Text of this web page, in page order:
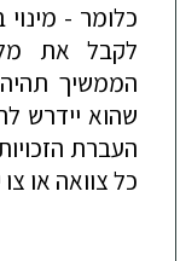
כלומר -
לקבל את
הממשיך תהיה
שהוא יידרש
העברת
כל צוואה או